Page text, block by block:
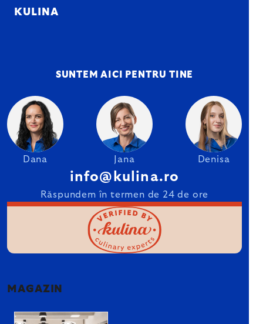
KULINA
SUNTEM AICI PENTRU TINE
Dana Jana Denisa
info@kulina.ro
Răspundem în termen de 24 de ore
MAGAZIN